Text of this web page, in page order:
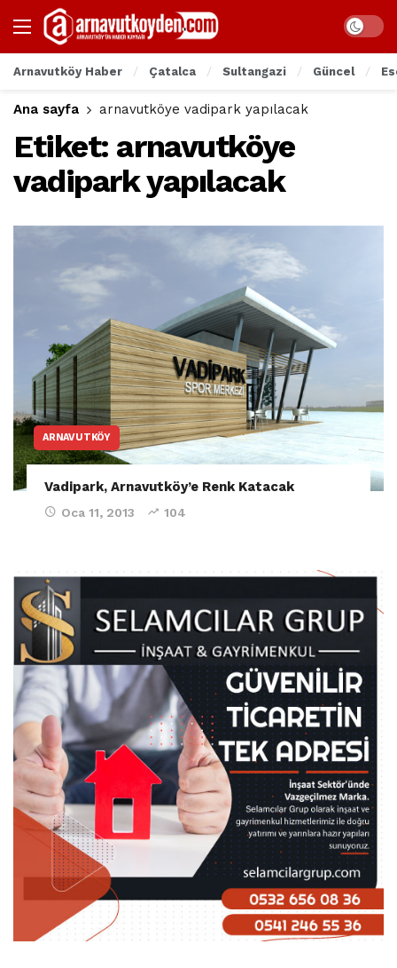
Arnavutköy Haber Çatalca Sultangazi Güncel
Ana sayfa arnavutköye vadipark yapılacak
Etiket: arnavutköye
vadipark yapılacak
ARNAVUTKÖY
Vadipark, Arnavutköy’e Renk Katacak
Oca 11, 2013 104